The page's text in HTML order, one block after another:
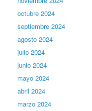
octubre 2024
septiembre 2024
agosto 2024
julio 2024
junio 2024
mayo 2024
abril 2024
marzo 2024